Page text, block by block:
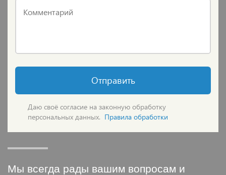
Комментарий
Отправить
Даю своё согласие на законную обработку
персональных данных. Правила обработки
Мы всегда рады вашим вопросам и